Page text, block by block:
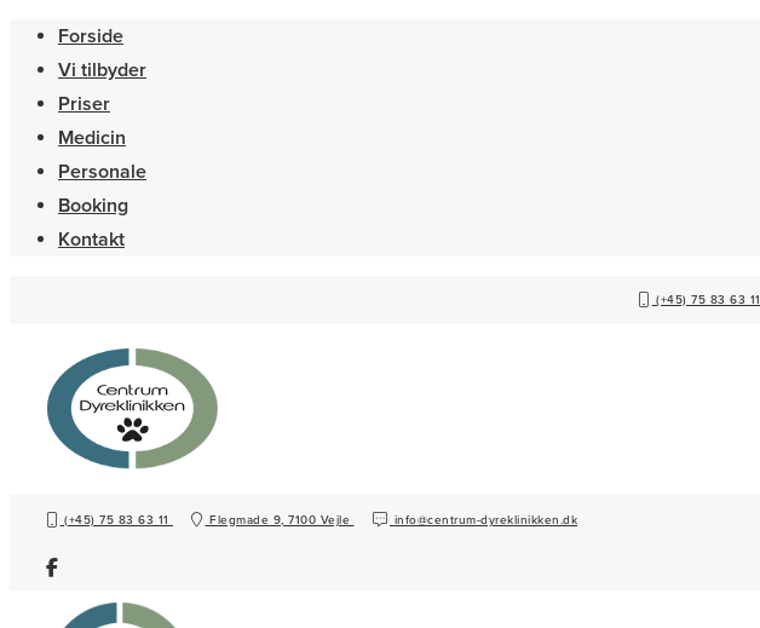
Forside
Vi tilbyder
Priser
Medicin
Personale
Booking
Kontakt
(+45) 75 83 63 11
(+45) 75 83 63 11 Flegmade 9, 7100 Vejle info@centrum-dyreklinikken.dk